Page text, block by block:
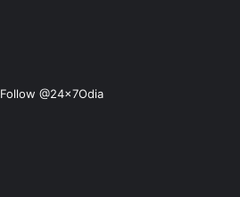
Follow @24x7Odia